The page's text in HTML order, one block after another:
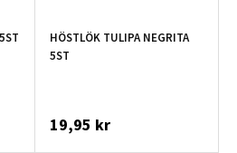
HÖSTLÖK TULIPA NEGRITA
5ST
19,95 kr